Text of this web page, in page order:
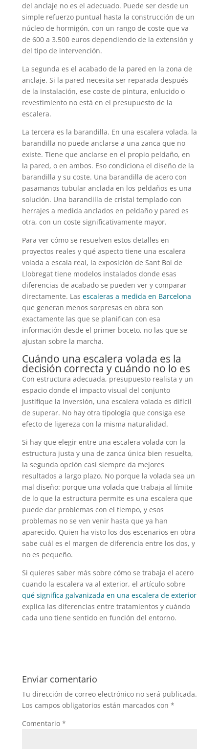
del anclaje no es el adecuado. Puede ser desde un
simple refuerzo puntual hasta la construcción de un
núcleo de hormigón, con un rango de coste que va
de 600 a 3.500 euros dependiendo de la extensión y
del tipo de intervención.
La segunda es el acabado de la pared en la zona de
anclaje. Si la pared necesita ser reparada después
de la instalación, ese coste de pintura, enlucido o
revestimiento no está en el presupuesto de la
escalera.
La tercera es la barandilla. En una escalera volada, la
barandilla no puede anclarse a una zanca que no
existe. Tiene que anclarse en el propio peldaño, en
la pared, o en ambos. Eso condiciona el diseño de la
barandilla y su coste. Una barandilla de acero con
pasamanos tubular anclada en los peldaños es una
solución. Una barandilla de cristal templado con
herrajes a medida anclados en peldaño y pared es
otra, con un coste significativamente mayor.
Para ver cómo se resuelven estos detalles en
proyectos reales y qué aspecto tiene una escalera
volada a escala real, la exposición de Sant Boi de
Llobregat tiene modelos instalados donde esas
diferencias de acabado se pueden ver y comparar
directamente. Las escaleras a medida en Barcelona
que generan menos sorpresas en obra son
exactamente las que se planifican con esa
información desde el primer boceto, no las que se
ajustan sobre la marcha.
Cuándo una escalera volada es la
decisión correcta y cuándo no lo es
Con estructura adecuada, presupuesto realista y un
espacio donde el impacto visual del conjunto
justifique la inversión, una escalera volada es difícil
de superar. No hay otra tipología que consiga ese
efecto de ligereza con la misma naturalidad.
Si hay que elegir entre una escalera volada con la
estructura justa y una de zanca única bien resuelta,
la segunda opción casi siempre da mejores
resultados a largo plazo. No porque la volada sea un
mal diseño: porque una volada que trabaja al límite
de lo que la estructura permite es una escalera que
puede dar problemas con el tiempo, y esos
problemas no se ven venir hasta que ya han
aparecido. Quien ha visto los dos escenarios en obra
sabe cuál es el margen de diferencia entre los dos, y
no es pequeño.
Si quieres saber más sobre cómo se trabaja el acero
cuando la escalera va al exterior, el artículo sobre
qué significa galvanizada en una escalera de exterior
explica las diferencias entre tratamientos y cuándo
cada uno tiene sentido en función del entorno.
Enviar comentario
Tu dirección de correo electrónico no será publicada.
Los campos obligatorios están marcados con *
Comentario *